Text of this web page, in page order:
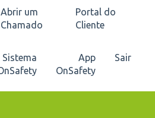
submenu para traduções
Abrir um
Chamado
Portal do
Cliente
Sistema
App
OnSafety
Sair